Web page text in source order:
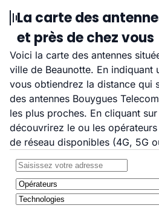
La carte des
et près de chez vous
Voici la carte des antennes
ville de Beaunotte. En indiquant
vous obtiendrez la distance qui
des antennes Bouygues
les plus proches. En cliquant
découvrirez le ou les
de réseau disponibles (4G, 5G